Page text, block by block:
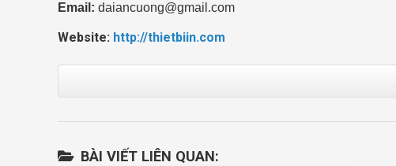
Email: daiancuong@gmail.com
Website: http://thietbiin.com
BÀI VIẾT LIÊN QUAN: